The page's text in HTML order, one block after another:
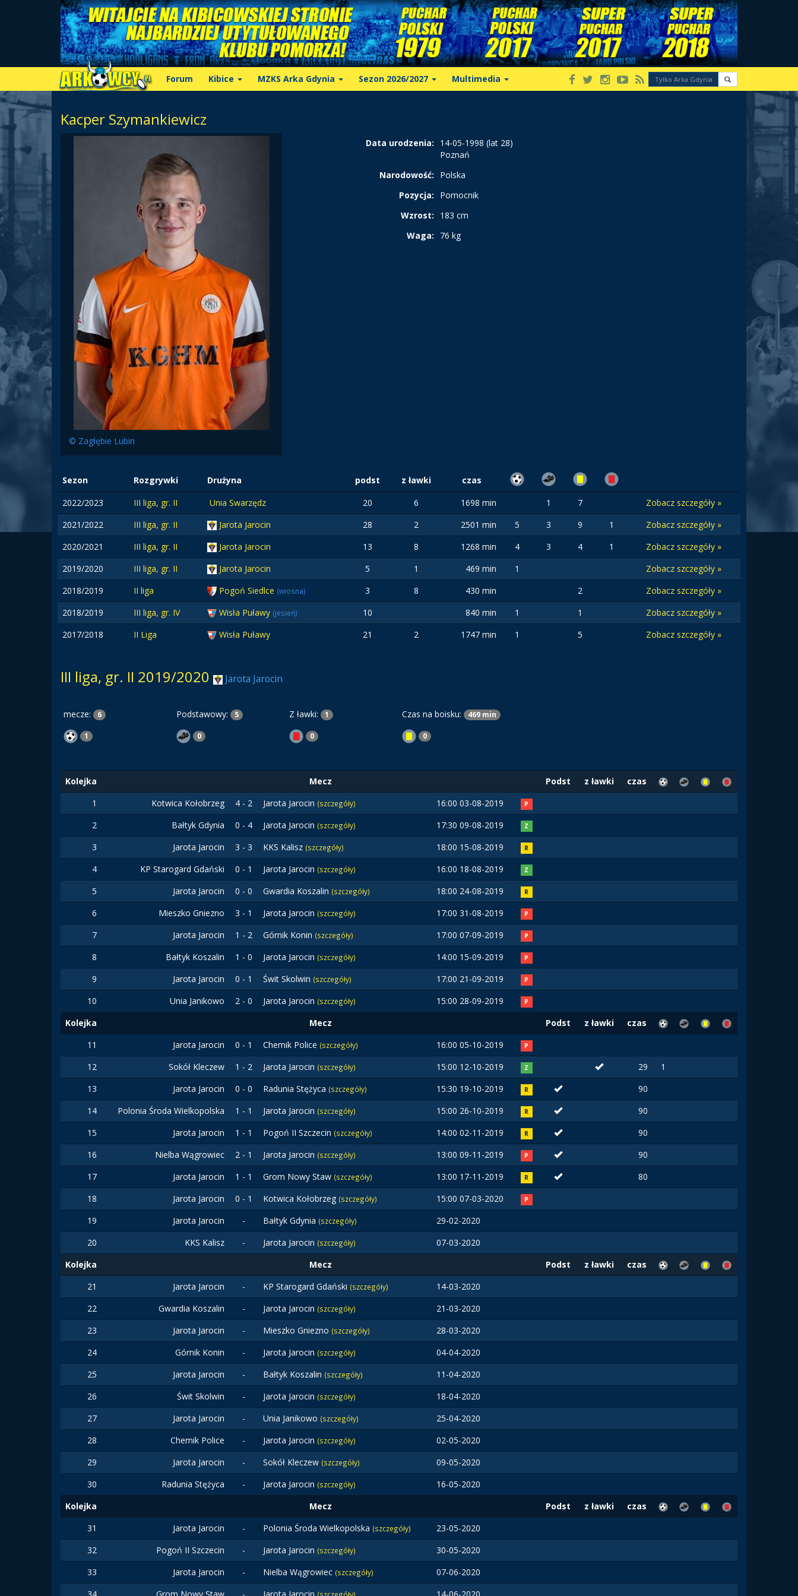
Forum Kibice MZKS Arka Gdynia Sezon 2026/2027 Multimedia
Kacper Szymankiewicz
© Zagłębie Lubin
Data urodzenia:
14-05-1998 (lat 28)
Poznań
Narodowość:
Polska
Pozycja:
Pomocnik
Wzrost:
183 cm
Waga:
76 kg
Sezon Rozgrywki Drużyna podst z ławki
czas
2022/2023
III liga, gr. II Unia Swarzędz 20 6 1698 min 1 7
Zobacz szczegóły »
2021/2022
III liga, gr. II Jarota Jarocin 28 2 2501 min 5 3 9 1
Zobacz szczegóły »
2020/2021
III liga, gr. II Jarota Jarocin 13 8 1268 min 4 3 4 1
Zobacz szczegóły »
2019/2020
III liga, gr. II Jarota Jarocin 5 1 469 min 1
Zobacz szczegóły »
2018/2019
II liga Pogoń Siedlce (wiosna) 3 8 430 min 2
Zobacz szczegóły »
2018/2019
III liga, gr. IV Wisła Puławy (jesień) 10 840 min 1 1
Zobacz szczegóły »
2017/2018
II Liga Wisła Puławy 21 2 1747 min 1 5 Zobacz szczegóły »
III liga, gr. II 2019/2020 Jarota Jarocin
mecze: 6 Podstawowy: 5 Z ławki: 1 Czas na boisku: 469 min
1 0 0 0
Kolejka Mecz Podst z ławki
czas
1
Kotwica Kołobrzeg 4 - 2 Jarota Jarocin (szczegóły) 16:00 03-08-2019 P
2 Bałtyk Gdynia 0 - 4 Jarota Jarocin (szczegóły) 17:30 09-08-2019 Z
3 Jarota Jarocin 3 - 3 KKS Kalisz (szczegóły) 18:00 15-08-2019 R
4 KP Starogard Gdański 0 - 1 Jarota Jarocin (szczegóły) 16:00 18-08-2019 Z
5 Jarota Jarocin 0 - 0 Gwardia Koszalin (szczegóły) 18:00 24-08-2019 R
6 Mieszko Gniezno 3 - 1 Jarota Jarocin (szczegóły) 17:00 31-08-2019 P
7 Jarota Jarocin 1 - 2 Górnik Konin (szczegóły) 17:00 07-09-2019 P
8 Bałtyk Koszalin 1 - 0 Jarota Jarocin (szczegóły) 14:00 15-09-2019 P
9 Jarota Jarocin 0 - 1 Świt Skolwin (szczegóły) 17:00 21-09-2019 P
10 Unia Janikowo 2 - 0 Jarota Jarocin (szczegóły) 15:00 28-09-2019 P
Kolejka Mecz Podst z ławki
czas
11
Jarota Jarocin 0 - 1 Chemik Police (szczegóły) 16:00 05-10-2019 P
12 Sokół Kleczew 1 - 2 Jarota Jarocin (szczegóły) 15:00 12-10-2019 Z 29
1
13
Jarota Jarocin 0 - 0 Radunia Stężyca (szczegóły) 15:30 19-10-2019 R
90
14
Polonia Środa Wielkopolska 1 - 1 Jarota Jarocin (szczegóły) 15:00 26-10-2019 R
90
15
Jarota Jarocin 1 - 1 Pogoń II Szczecin (szczegóły) 14:00 02-11-2019 R
90
16
Nielba Wągrowiec 2 - 1 Jarota Jarocin (szczegóły) 13:00 09-11-2019 P
90
17
Jarota Jarocin 1 - 1 Grom Nowy Staw (szczegóły) 13:00 17-11-2019 R
80
18
Jarota Jarocin 0 - 1 Kotwica Kołobrzeg (szczegóły) 15:00 07-03-2020 P
19 Jarota Jarocin - Bałtyk Gdynia (szczegóły)
29-02-2020
20
KKS Kalisz - Jarota Jarocin (szczegóły)
07-03-2020
Kolejka
Mecz Podst z ławki
czas
21
Jarota Jarocin - KP Starogard Gdański (szczegóły)
14-03-2020
22
Gwardia Koszalin - Jarota Jarocin (szczegóły)
21-03-2020
23
Jarota Jarocin - Mieszko Gniezno (szczegóły)
28-03-2020
24
Górnik Konin - Jarota Jarocin (szczegóły)
04-04-2020
25
Jarota Jarocin - Bałtyk Koszalin (szczegóły)
11-04-2020
26
Świt Skolwin - Jarota Jarocin (szczegóły)
18-04-2020
27
Jarota Jarocin - Unia Janikowo (szczegóły)
25-04-2020
28
Chemik Police - Jarota Jarocin (szczegóły)
02-05-2020
29
Jarota Jarocin - Sokół Kleczew (szczegóły)
09-05-2020
30
Radunia Stężyca - Jarota Jarocin (szczegóły)
16-05-2020
Kolejka
Mecz Podst z ławki
czas
31
Jarota Jarocin - Polonia Środa Wielkopolska (szczegóły)
23-05-2020
32
Pogoń II Szczecin - Jarota Jarocin (szczegóły)
30-05-2020
33
Jarota Jarocin - Nielba Wągrowiec (szczegóły)
07-06-2020